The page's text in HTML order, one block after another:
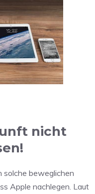
nicht
solche beweglichen
Apple nachlegen. Laut